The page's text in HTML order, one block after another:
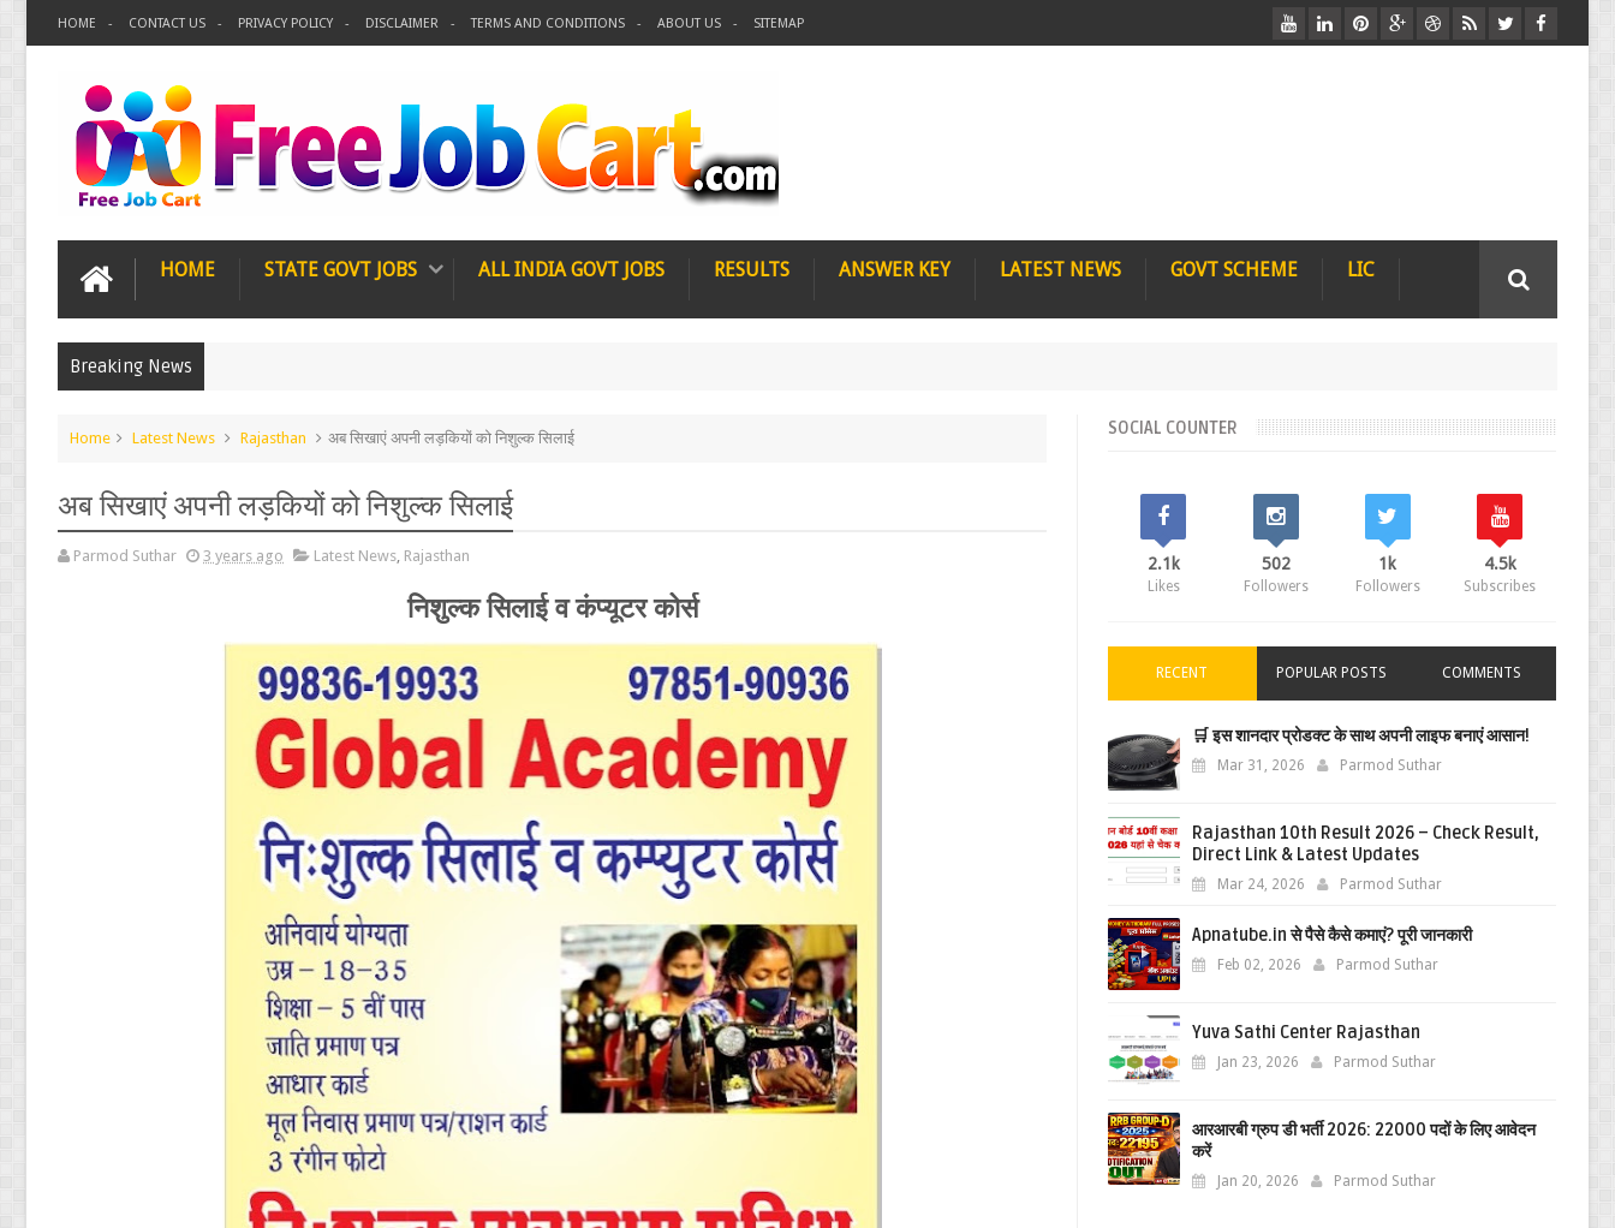
HOME CONTACT US PRIVACY POLICY DISCLAIMER TERMS AND CONDITIONS ABOUT US SITEMAP
HOME STATE GOVT JOBS ALL INDIA GOVT JOBS RESULTS ANSWER KEY LATEST NEWS GOVT SCHEME LIC
Breaking News
Home Latest News Rajasthan अब सिखाएं अपनी लड़कियों को निशुल्क सिलाई
अब सिखाएं अपनी लड़कियों को निशुल्क सिलाई
Parmod Suthar 3 years ago Latest News, Rajasthan
निशुल्क सिलाई व कंप्यूटर कोर्स
SOCIAL COUNTER
2.1k
Likes
502
Followers
1k
Followers
4.5k
Subscribes
RECENT POPULAR POSTS COMMENTS
🛒 इस शानदार प्रोडक्ट के साथ अपनी लाइफ बनाएं आसान!
Mar 31, 2026 Parmod Suthar
Rajasthan 10th Result 2026 – Check Result,
Direct Link & Latest Updates
Mar 24, 2026 Parmod Suthar
Apnatube.in से पैसे कैसे कमाएं? पूरी जानकारी
Feb 02, 2026 Parmod Suthar
Yuva Sathi Center Rajasthan
Jan 23, 2026 Parmod Suthar
आरआरबी ग्रुप डी भर्ती 2026: 22000 पदों के लिए आवेदन
करें
Jan 20, 2026 Parmod Suthar